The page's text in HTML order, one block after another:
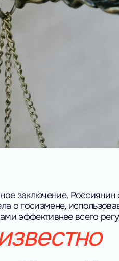
заключение. Россиянин
о госизмене,
эффективнее всего